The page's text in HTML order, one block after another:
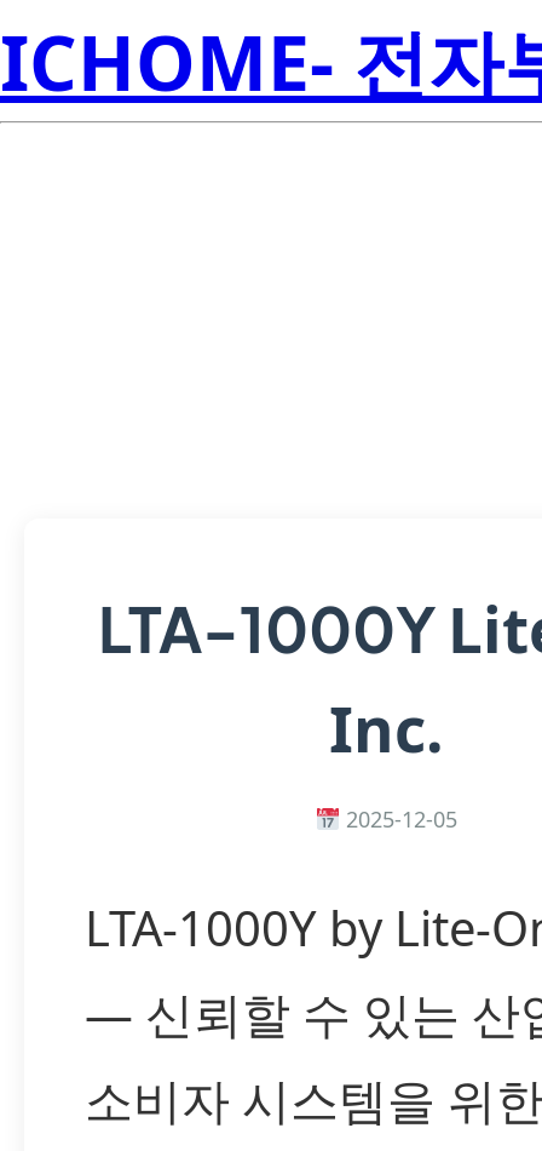
ICHOME- 전자
LTA-1000Y
Inc.
2025-12-05
LTA-1000Y by Lite-
— 신뢰할 수 있는 산
소비자 시스템을 위